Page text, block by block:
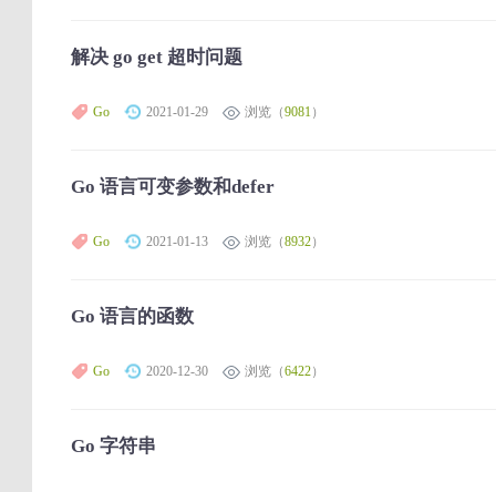
解决 go get 超时问题
Go 2021-01-29 浏览（9081）
Go 语言可变参数和defer
Go 2021-01-13 浏览（8932）
Go 语言的函数
Go 2020-12-30 浏览（6422）
Go 字符串